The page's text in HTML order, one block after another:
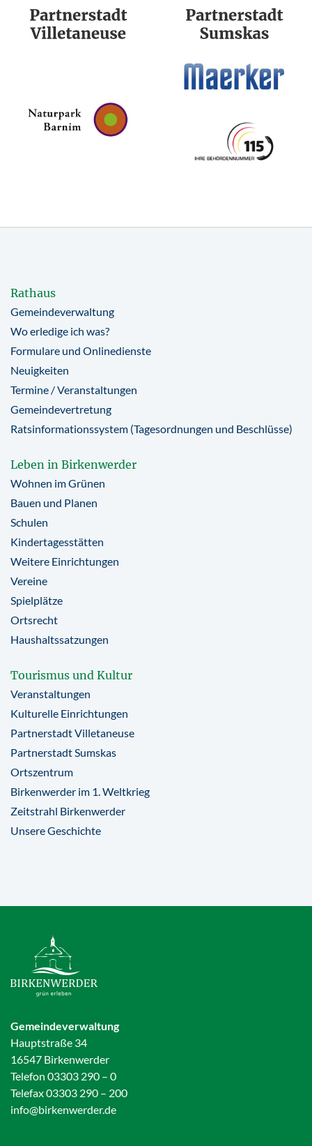
Rathaus
Gemeindeverwaltung
Wo erledige ich was?
Formulare und Onlinedienste
Neuigkeiten
Termine / Veranstaltungen
Gemeindevertretung
Ratsinformationssystem (Tagesordnungen und Beschlüsse)
Leben in Birkenwerder
Wohnen im Grünen
Bauen und Planen
Schulen
Kindertagesstätten
Weitere Einrichtungen
Vereine
Spielplätze
Ortsrecht
Haushaltssatzungen
Tourismus und Kultur
Veranstaltungen
Kulturelle Einrichtungen
Partnerstadt Villetaneuse
Partnerstadt Sumskas
Ortszentrum
Birkenwerder im 1. Weltkrieg
Zeitstrahl Birkenwerder
Unsere Geschichte
Gemeindeverwaltung
Hauptstraße 34
16547 Birkenwerder
Telefon 03303 290 – 0
Telefax 03303 290 – 200
info@birkenwerder.de